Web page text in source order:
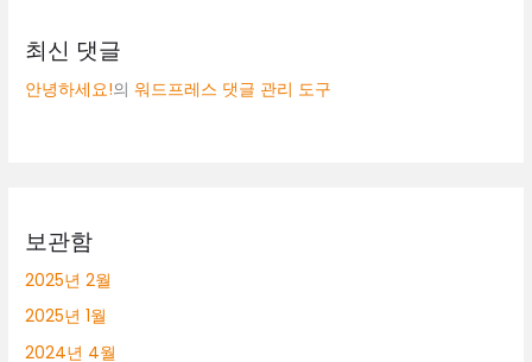
최신 댓글
안녕하세요!의워드프레스 댓글 관리 도구
보관함
2025년 2월
2025년 1월
2024년 4월